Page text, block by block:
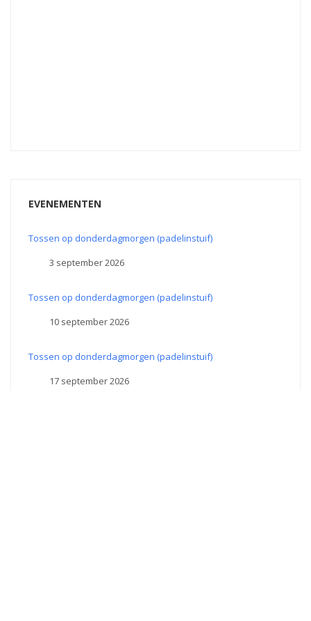
EVENEMENTEN
Tossen op donderdagmorgen (padelinstuif)
3 september 2026
Tossen op donderdagmorgen (padelinstuif)
10 september 2026
Tossen op donderdagmorgen (padelinstuif)
17 september 2026